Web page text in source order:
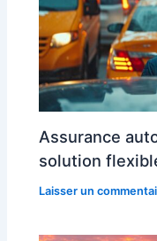
Assurance
solution
Laisser un